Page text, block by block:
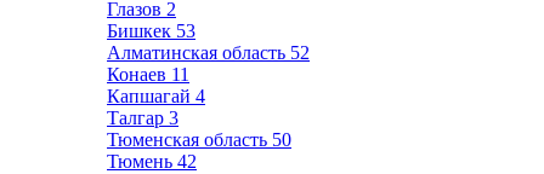
Глазов 2
Бишкек 53
Алматинская область 52
Конаев 11
Капшагай 4
Талгар 3
Тюменская область 50
Тюмень 42